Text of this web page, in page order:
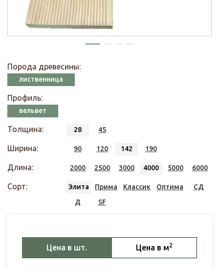
Порода древесины:
лиственница
Профиль:
вельвет
Толщина: 28 45
Ширина: 90 120 142 190
Длина: 2000 2500 3000 4000 5000 6000
Сорт: Элита Прима Классик Оптима
СД
Д
SF
Цена в шт. Цена в м2